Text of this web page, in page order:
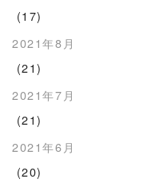
(17)
2021年8月
(21)
2021年7月
(21)
2021年6月
(20)